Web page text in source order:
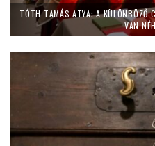
TÓTH TAMÁS ATYA: A KÜLÖNBÖZŐ
VAN